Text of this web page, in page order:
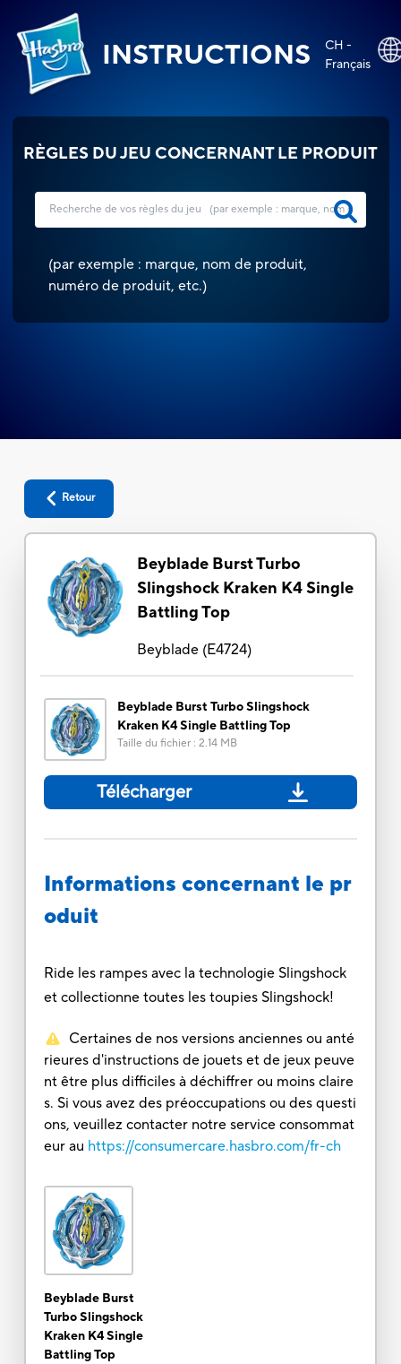
INSTRUCTIONS
CH -
Français
RÈGLES DU JEU CONCERNANT LE PRODUIT
(par exemple : marque, nom de produit,
numéro de produit, etc.)
Retour
Beyblade Burst Turbo
Slingshock Kraken K4 Single
Battling Top
Beyblade(E4724)
Beyblade Burst Turbo Slingshock
Kraken K4 Single Battling Top
Taille du fichier: 2.14 MB
Télécharger
Informations concernant le pr
oduit
Ride les rampes avec la technologie Slingshock
et collectionne toutes les toupies Slingshock!
Certaines de nos versions anciennes ou anté
rieures d'instructions de jouets et de jeux peuve
nt être plus difficiles à déchiffrer ou moins claire
s. Si vous avez des préoccupations ou des questi
ons, veuillez contacter notre service consommat
eur au https://consumercare.hasbro.com/fr-ch
Beyblade Burst
Turbo Slingshock
Kraken K4 Single
Battling Top